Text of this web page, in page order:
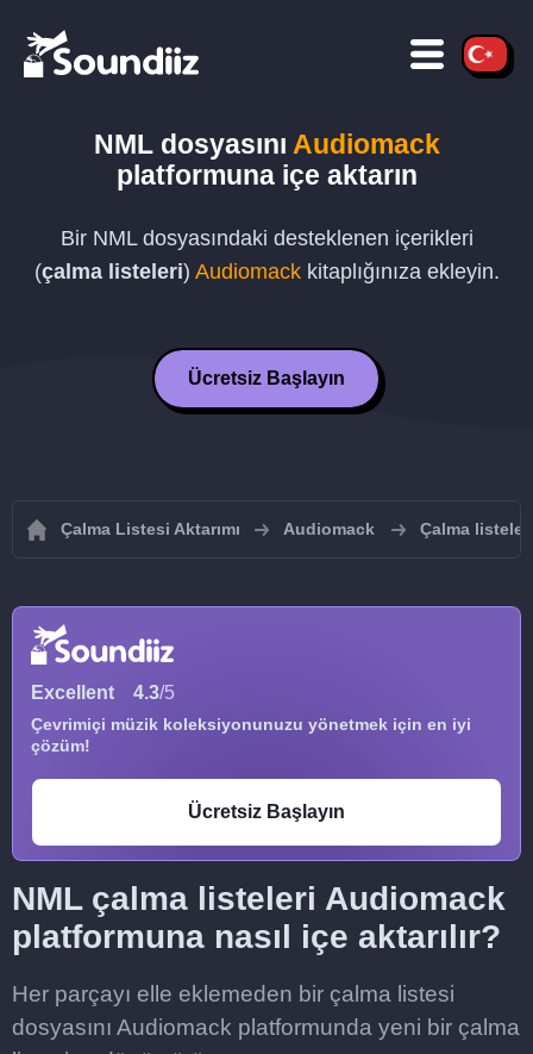
NMLdosyasını Audiomack
platformuna içe aktarın
Bir NMLdosyasındaki desteklenen içerikleri
(çalma listeleri) Audiomackkitaplığınıza ekleyin.
Ücretsiz Başlayın
Çalma Listesi Aktarımı Audiomack Çalma
Excellent 4.3/5
Çevrimiçi müzik koleksiyonunuzu yönetmek için en iyi
çözüm!
Ücretsiz Başlayın
NML çalma listeleri Audiomack
platformuna nasıl içe aktarılır?
Her parçayı elle eklemeden bir çalma listesi
dosyasını Audiomack platformunda yeni bir çalma